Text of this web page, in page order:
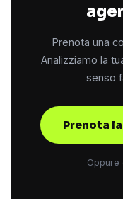
Prenota una
Analizziamo la
senso
Prenota
Oppure